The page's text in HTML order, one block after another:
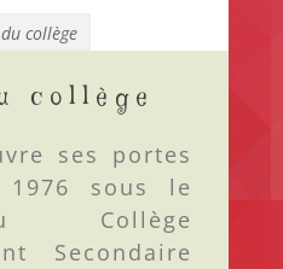
collège
collège
ses portes
sous le
Collège
Secondaire